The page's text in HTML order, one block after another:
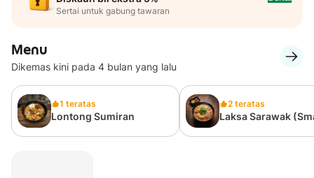
Sertai untuk gabung tawaran
Menu
Dikemas kini pada 4 bulan yang lalu
1 teratas
Lontong Sumiran
2 teratas
Laksa Sarawak